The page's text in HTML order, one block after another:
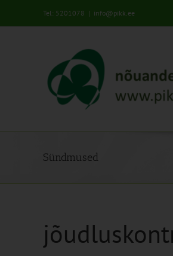
Tel: 5201078 | info@pikk.ee
Sündmused